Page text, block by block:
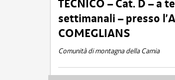
TECNICO – Cat. D – a
settimanali – presso
COMEGLIANS
Comunità di montagna della Carnia